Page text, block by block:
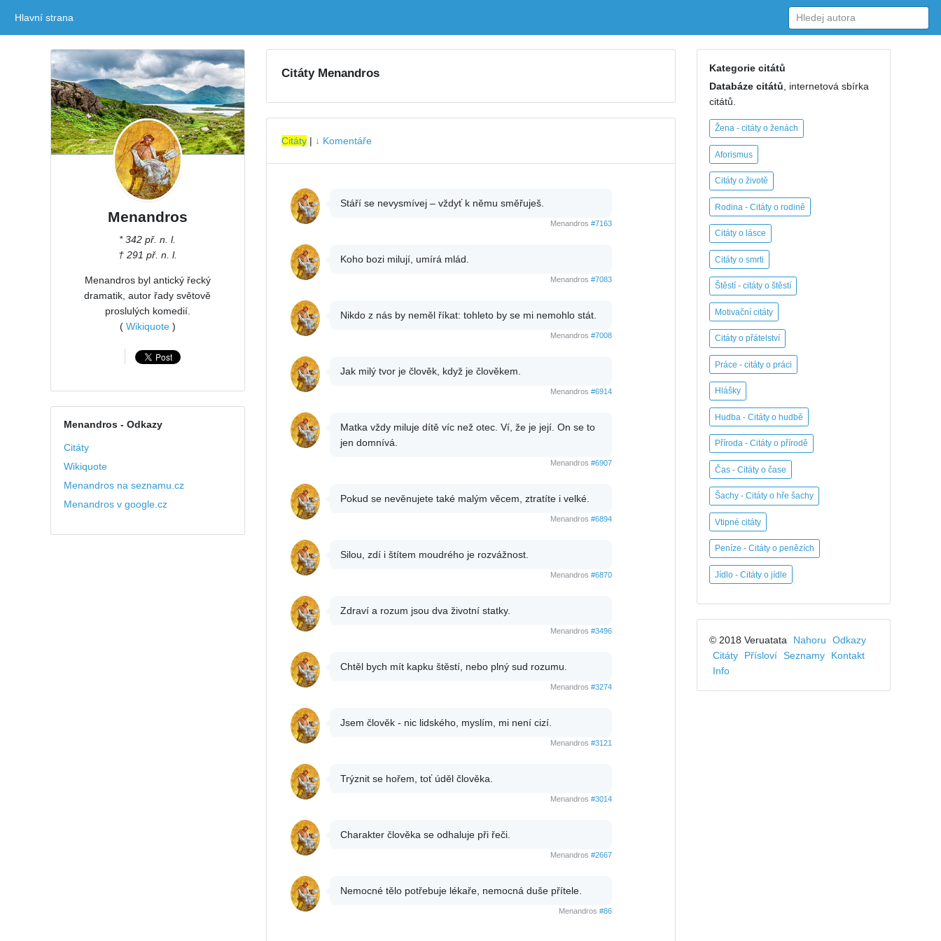
Hlavní strana
Menandros
* 342 př. n. l.
† 291 př. n. l.
Menandros byl antický řecký
dramatik, autor řady světově
proslulých komedií.
( Wikiquote)
Menandros- Odkazy
Citáty
Wikiquote
Menandros na seznamu.cz
Menandros v google.cz
Citáty Menandros
Citáty| ↓ Komentáře
Stáří se nevysmívej – vždyť k němu směřuješ.
Menandros #7163
Koho bozi milují, umírá mlád.
Menandros #7083
Nikdo z nás by neměl říkat: tohleto by se mi nemohlo stát.
Menandros #7008
Jak milý tvor je člověk, když je člověkem.
Menandros #6914
Matka vždy miluje dítě víc než otec. Ví, že je její. On se to
jen domnívá.
Menandros #6907
Pokud se nevěnujete také malým věcem, ztratíte i velké.
Menandros #6894
Silou, zdí i štítem moudrého je rozvážnost.
Menandros #6870
Zdraví a rozum jsou dva životní statky.
Menandros #3496
Chtěl bych mít kapku štěstí, nebo plný sud rozumu.
Menandros #3274
Jsem člověk - nic lidského, myslím, mi není cizí.
Menandros #3121
Trýznit se hořem, toť úděl člověka.
Menandros #3014
Charakter člověka se odhaluje při řeči.
Menandros #2667
Nemocné tělo potřebuje lékaře, nemocná duše přítele.
Menandros #86
Kategorie citátů
Databáze citátů , internetová sbírka
citátů.
Žena - citáty o ženách
Aforismus
Citáty o životě
Rodina - Citáty o rodině
Citáty o lásce
Citáty o smrti
Štěstí - citáty o štěstí
Motivační citáty
Citáty o přátelství
Práce - citáty o práci
Hlášky
Hudba - Citáty o hudbě
Příroda - Citáty o přírodě
Čas - Citáty o čase
Šachy - Citáty o hře šachy
Vtipné citáty
Peníze - Citáty o penězích
Jídlo - Citáty o jídle
© 2018 Veruatata Nahoru
Odkazy
Citáty
Přísloví Seznamy
Kontakt
Info